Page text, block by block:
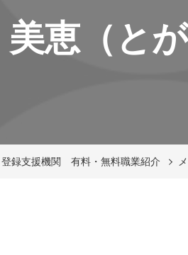
美恵（と
録支援機関 有料・無料職業紹介